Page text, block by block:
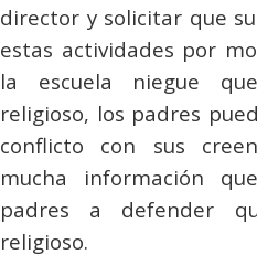
director y solicitar que
estas actividades por
la escuela niegue
religioso, los padres
conflicto con sus
mucha información
padres a defender
religioso.